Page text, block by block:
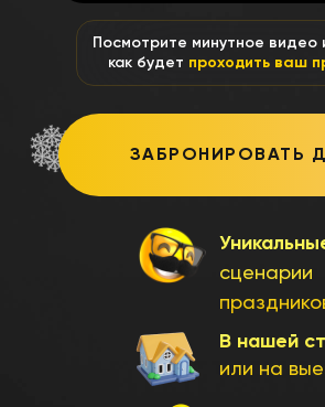
сценарии
ЗАБРОНИРОВАТЬ
В нашей
или на
Посмотрите минутное видео
как будет проходить ваш